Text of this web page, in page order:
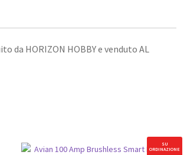
da HORIZON HOBBY e venduto AL
SU
ORDINAZIONE